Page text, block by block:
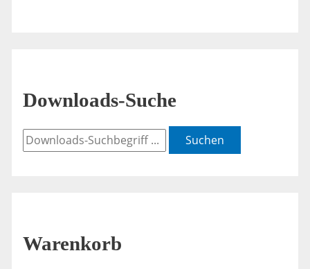
Downloads-Suche
Suchen
Warenkorb